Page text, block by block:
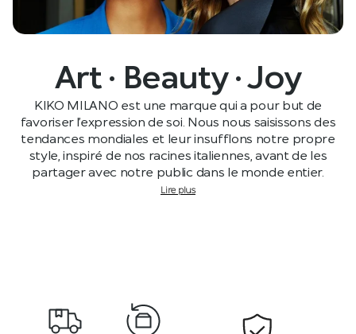
Art · Beauty · Joy
KIKO MILANO est une marque qui a pour but de
favoriser l’expression de soi. Nous nous saisissons des
tendances mondiales et leur insufflons notre propre
style, inspiré de nos racines italiennes, avant de les
partager avec notre public dans le monde entier.
Lire plus